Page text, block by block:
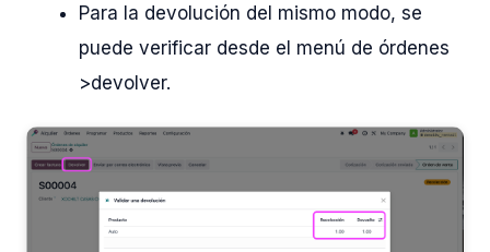
Para la devolución del mismo modo, se
puede verificar desde el menú de órdenes
>devolver.